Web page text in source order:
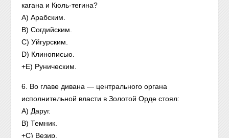
кагана и Кюль-тегина?
A) Арабским.
B) Согдийским.
C) Уйгурским.
D) Клинописью.
+E) Руническим.
6. Во главе дивана — центрального органа
исполнительной власти в Золотой Орде стоял:
A) Даруг.
B) Темник.
+C) Везир.